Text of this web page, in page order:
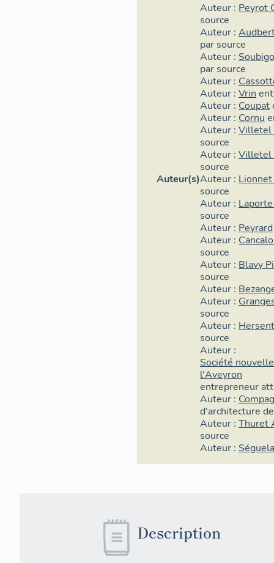
Auteur(s)
Auteur : Peyrot
source
Auteur :
par source
Auteur :
par source
Auteur :
Auteur : Vrin
Auteur : Coupat
Auteur : Cornu
Auteur : Villetel
source
Auteur : Villetel
source
Auteur :
source
Auteur : Laporte
source
Auteur : Peyrard
Auteur :
source
Auteur : Blavy
source
Auteur :
Auteur :
source
Auteur :
source
Auteur :
Société
l'Aveyron
entrepreneur
Auteur :
d'architecture
Auteur : Thuret
source
Auteur : Séguela
Description